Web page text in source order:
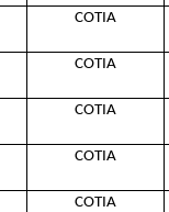
COTIA
COTIA
COTIA
COTIA
COTIA